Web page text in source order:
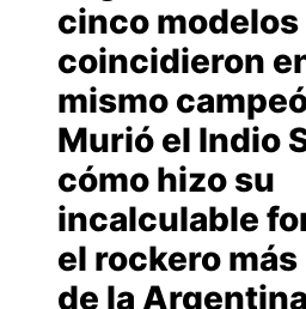
cinco modelos
coincidieron
mismo
Murió el Indio
cómo hizo su
incalculable
el rockero
de la Argentina